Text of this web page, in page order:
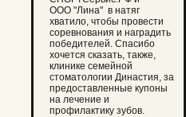
ООО "Лина" в натяг
хватило, чтобы провести
соревнования и наградить
победителей. Спасибо
хочется сказать, также,
клинике семейной
стоматологии Династия, за
предоставленные купоны
на лечение и
профилактику зубов.